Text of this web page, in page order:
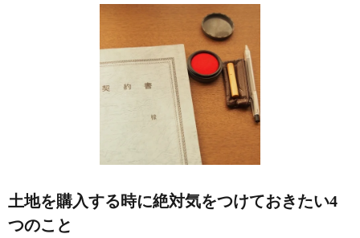
土地を購入する時に絶対気をつけておきたい4
つのこと